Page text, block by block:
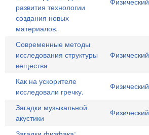
развития технологии
создания новых
материалов.
Современные методы
исследования структуры
вещества
Физический
Как на ускорителе
исследовали гречку.
Физический
Загадки музыкальной
акустики
Физический